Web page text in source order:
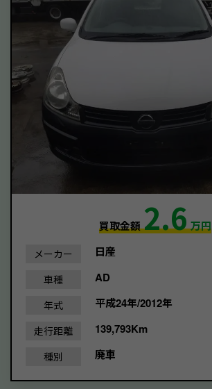
買取金額2.6万円
メーカー 日産
車種 AD
年式 平成24年/2012年
走行距離 139,793Km
種別 廃車